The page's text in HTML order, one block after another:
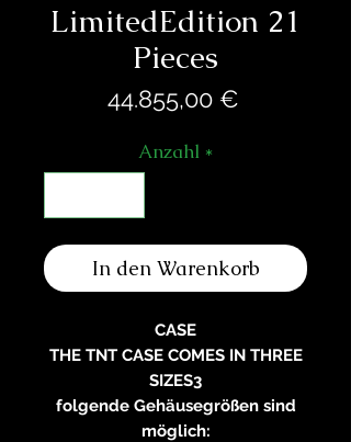
LimitedEdition 21
Pieces
44.855,00 €Preis
Anzahl *
In den Warenkorb
CASE
THE TNT CASE COMES IN THREE
SIZES3
folgende Gehäusegrößen sind
möglich: